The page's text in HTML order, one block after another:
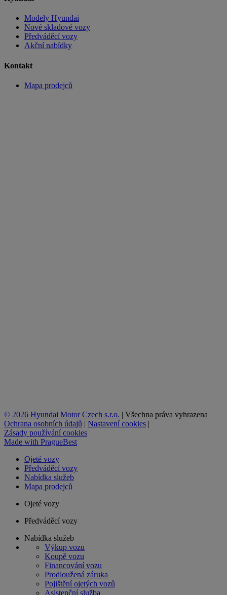
Modely Hyundai
Nové skladové vozy
Předváděcí vozy
Akční nabídky
Kontakt
Mapa prodejců
© 2026 Hyundai Motor Czech s.r.o. | Všechna práva vyhrazena
Ochrana osobních údajů | Nastavení cookies |
Zásady používání cookies
Made with PragueBest
Ojeté vozy
Předváděcí vozy
Nabídka služeb
Mapa prodejců
Ojeté vozy
Předváděcí vozy
Nabídka služeb
Výkup vozu
Koupě vozu
Financování vozu
Prodloužená záruka
Pojištění ojetých vozů
Asistenční služba